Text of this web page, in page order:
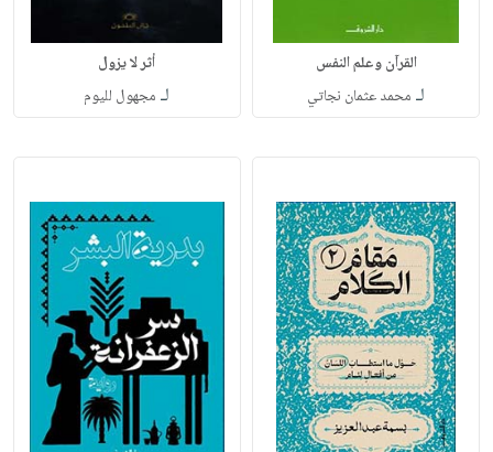
القرآن وعلم النفس
لـ محمد عثمان نجاتي
أثر لا يزول
لـ مجهول لليوم